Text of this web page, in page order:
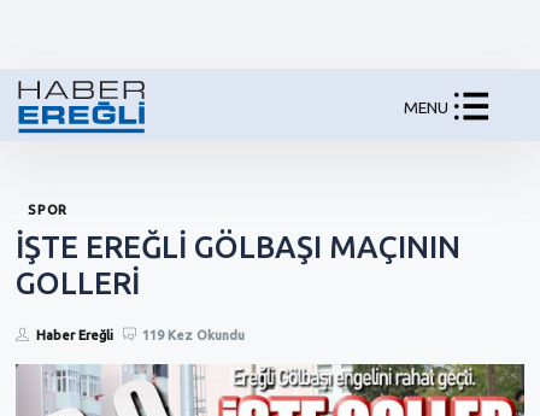
MENU
SPOR
İŞTE EREĞLİ GÖLBAŞI MAÇININ
GOLLERİ
Haber Ereğli 119 Kez Okundu